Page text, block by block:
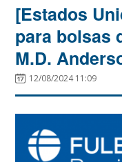
[Estados
para bolsas
M.D.
12/08/2024 11:09